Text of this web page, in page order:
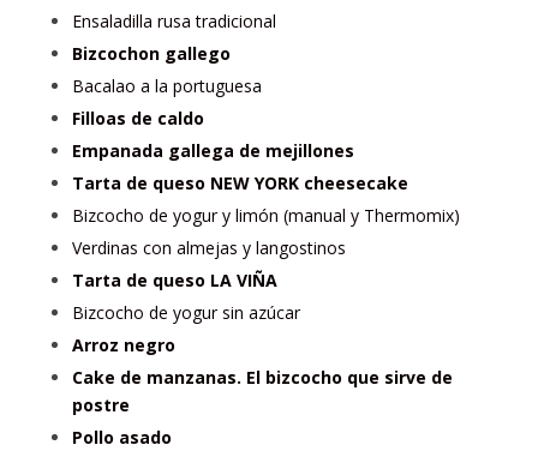
Ensaladilla rusa tradicional
Bizcochon gallego
Bacalao a la portuguesa
Filloas de caldo
Empanada gallega de mejillones
Tarta de queso NEW YORK cheesecake
Bizcocho de yogur y limón (manual y Thermomix)
Verdinas con almejas y langostinos
Tarta de queso LA VIÑA
Bizcocho de yogur sin azúcar
Arroz negro
Cake de manzanas. El bizcocho que sirve de
postre
Pollo asado